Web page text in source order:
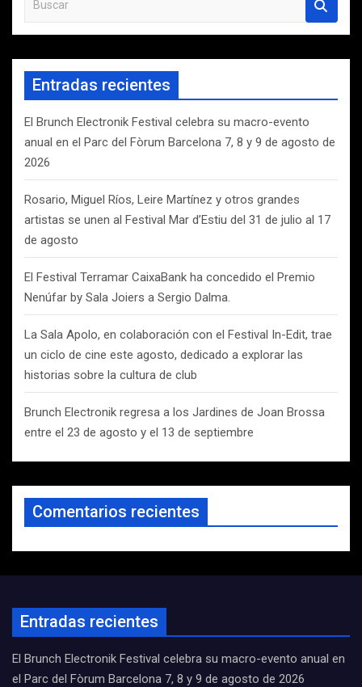
s
c
r
Entradas recientes
El Brunch Electronik Festival celebra su macro-evento
anual en el Parc del Fòrum Barcelona 7, 8 y 9 de agosto de
2026
Rosario, Miguel Ríos, Leire Martínez y otros grandes
artistas se unen al Festival Mar d’Estiu del 31 de julio al 17
de agosto
El Festival Terramar CaixaBank ha concedido el Premio
Nenúfar by Sala Joiers a Sergio Dalma.
La Sala Apolo, en colaboración con el Festival In-Edit, trae
un ciclo de cine este agosto, dedicado a explorar las
historias sobre la cultura de club
Brunch Electronik regresa a los Jardines de Joan Brossa
entre el 23 de agosto y el 13 de septiembre
Comentarios recientes
Entradas recientes
El Brunch Electronik Festival celebra su macro-evento anual en
el Parc del Fòrum Barcelona 7, 8 y 9 de agosto de 2026